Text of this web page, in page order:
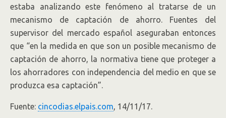
estaba analizando este fenómeno al tratarse de un
mecanismo de captación de ahorro. Fuentes del
supervisor del mercado español aseguraban entonces
que “en la medida en que son un posible mecanismo de
captación de ahorro, la normativa tiene que proteger a
los ahorradores con independencia del medio en que se
produzca esa captación”.
Fuente: cincodias.elpais.com, 14/11/17.